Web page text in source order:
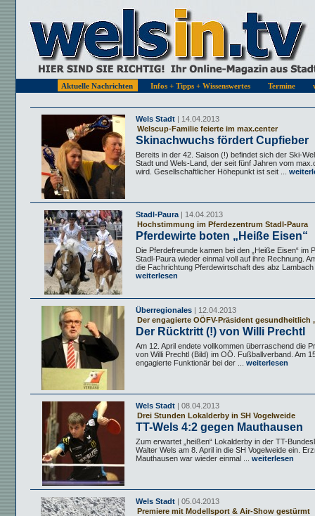
Aktuelle Nachrichten Infos + Tipps + Wissenswertes Termine
Wels Stadt | 14.04.2013
Welscup-Familie feierte im max.center
Skinachwuchs fördert Cupfieber
Bereits in der 42. Saison (!) befindet sich der Ski-
Stadt und Wels-Land, der seit fünf Jahren vom
wird. Gesellschaftlicher Höhepunkt ist seit ...
Stadl-Paura | 14.04.2013
Hochstimmung im Pferdezentrum Stadl-Paura
Pferdewirte boten „Heiße Eisen“
Die Pferdefreunde kamen bei den „Heiße Eisen“ im
Stadl-Paura wieder einmal voll auf ihre Rechnung.
die Fachrichtung Pferdewirtschaft des abz
weiterlesen
Überregionales | 12.04.2013
Der engagierte OÖFV-Präsident gesundheitlich
Der Rücktritt (!) von Willi Prechtl
Am 12. April endete vollkommen überraschend die
von Willi Prechtl (Bild) im OÖ. Fußballverband. Am
engagierte Funktionär bei der ...
weiterlesen
Wels Stadt | 08.04.2013
Drei Stunden Lokalderby in SH Vogelweide
TT-Wels 4:2 gegen Mauthausen
Zum erwartet „heißen“ Lokalderby in der TT-
Walter Wels am 8. April in die SH Vogelweide ein.
Mauthausen war wieder einmal ...
weiterlesen
Wels Stadt | 05.04.2013
Premiere mit Modellsport & Air-Show gestürmt